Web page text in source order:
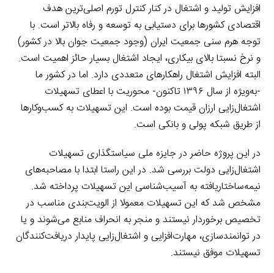
افزایش تولید و اشتغال در کنار کنترل تورم اصلی‌ترین هدف
اقتصادی کشورها برای دستیابی به توسعه و رفاه بالاتر است. با
توجه هرم سنی جمعیت ایران (وجود جمعیت جوان بالا در کشور)
و نرخ نسبتا بالای بیکاری، ایجاد اشتغال بسیار حائز اهمیت است.
البته افزایش اشتغال راهکارهای متعددی دارد. اما در کشور ما
-به‌ویژه از سال ۱۳۹۶ تاکنون- محوریت با اعطای تسهیلات
اشتغال‌زایی ارزان قیمت بوده است. این تسهیلات به کسب‌وکارها
از طریق شبکه پولی و بانکی است.
در این پروژه حاضر در جایزه ملی سیاستگذاری تسهیلات
اشتغال‌زایی دولت بررسی شد. در این راستا ابتدا با مصاحبه‌های
نیمه‌ساختاریافته به آسیب‌شناسی این تسهیلات پرداخته شد.
مشخص شد که این تسهیلات معمولا از الویت‌بندی مناسب در
تخصیص برخوردار نیستند و منجر به انحراف منابع می‌شوند و یا
در توانمندسازی،‌ مهارت‌افزایی و اشتغال‌زایی پایدار دریافت‌کنندگان
تسهیلات موفق نیستند.